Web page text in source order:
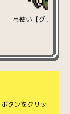
弓使い【グリーン
タンをクリッ